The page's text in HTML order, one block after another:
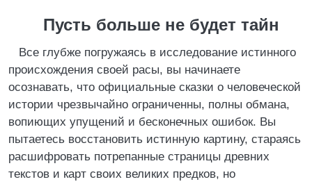
Пусть больше не будет тайн
Все глубже погружаясь в исследование истинного
происхождения своей расы, вы начинаете
осознавать, что официальные сказки о человеческой
истории чрезвычайно ограниченны, полны обмана,
вопиющих упущений и бесконечных ошибок. Вы
пытаетесь восстановить истинную картину, стараясь
расшифровать потрепанные страницы древних
текстов и карт своих великих предков, но